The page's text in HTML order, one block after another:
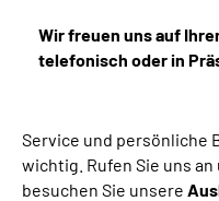
Wir freuen uns auf
telefonisch oder in
Service und persönliche
wichtig. Rufen Sie uns an
besuchen Sie unsere